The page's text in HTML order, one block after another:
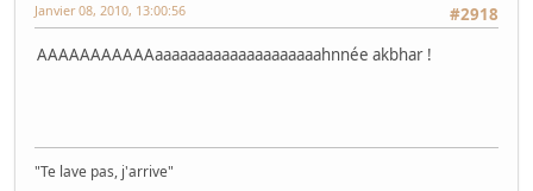
#2918
Janvier 08, 2010, 13:00:56
AAAAAAAAAAAaaaaaaaaaaaaaaaaaaaahnnée akbhar !
"Te lave pas, j'arrive"